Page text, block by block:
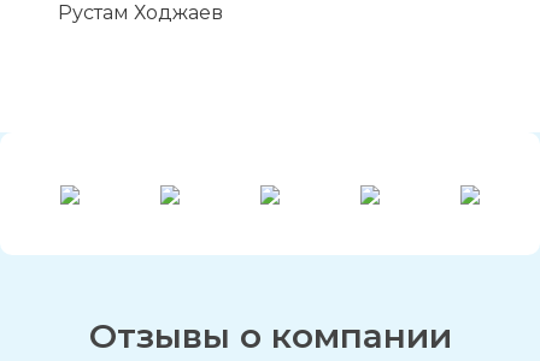
Рустам Ходжаев
Отзывы о компании